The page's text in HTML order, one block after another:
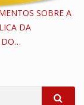
SOBRE A
DA
DO…